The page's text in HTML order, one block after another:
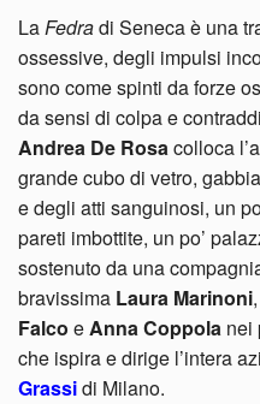
LaFedradi Seneca è una
ossessive, degli impulsi
sono come spinti da forze
da sensi di colpa e
Andrea De Rosacolloca
grande cubo di vetro,
e degli atti sanguinosi, un
pareti imbottite, un po’
sostenuto da una
bravissima Laura Marinoni,
Falco eAnna Coppola nei
che ispira e dirige l’intera
Grassidi Milano.